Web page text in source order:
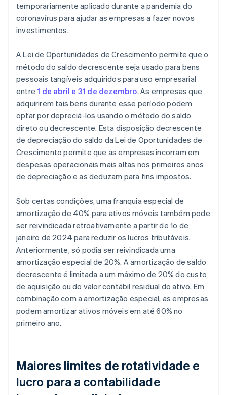
temporariamente aplicado durante a pandemia do
coronavírus para ajudar as empresas a fazer novos
investimentos.
A Lei de Oportunidades de Crescimento permite que o
método do saldo decrescente seja usado para bens
pessoais tangíveis adquiridos para uso empresarial
entre1 de abril e 31 de dezembro. As empresas que
adquirirem tais bens durante esse período podem
optar por depreciá-los usando o método do saldo
direto ou decrescente. Esta disposição decrescente
de depreciação do saldo da Lei de Oportunidades de
Crescimento permite que as empresas incorram em
despesas operacionais mais altas nos primeiros anos
de depreciação e as deduzam para fins impostos.
Sob certas condições, uma franquia especial de
amortização de 40% para ativos móveis também pode
ser reivindicada retroativamente a partir de 1o de
janeiro de 2024 para reduzir os lucros tributáveis.
Anteriormente, só podia ser reivindicada uma
amortização especial de 20%. A amortização de saldo
decrescente é limitada a um máximo de 20% do custo
de aquisição ou do valor contábil residual do ativo. Em
combinação com a amortização especial, as empresas
podem amortizar ativos móveis em até 60% no
primeiro ano.
Maiores limites de rotatividade e
lucro para a contabilidade